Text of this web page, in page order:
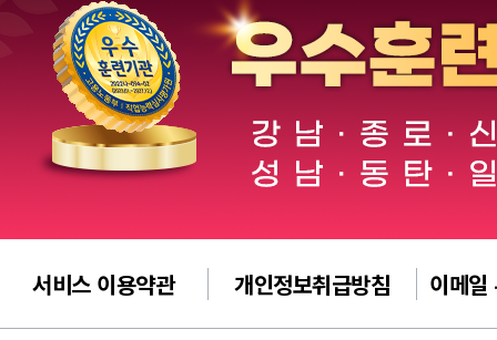
서비스 이용약관 개인정보취급방침 이메일